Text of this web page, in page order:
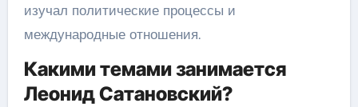
изучал политические процессы и
международные отношения.
Какими темами занимается
Леонид Сатановский?